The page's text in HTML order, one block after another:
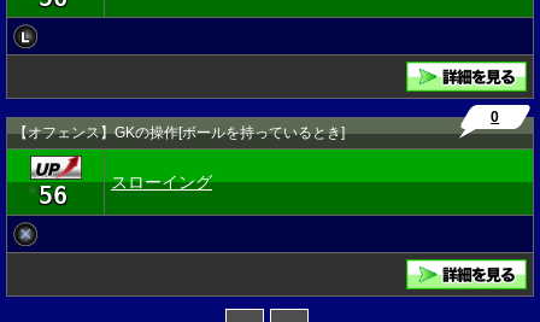
【オフェンス】GKの操作[ボールを持っているとき]
0
★56 スローイング